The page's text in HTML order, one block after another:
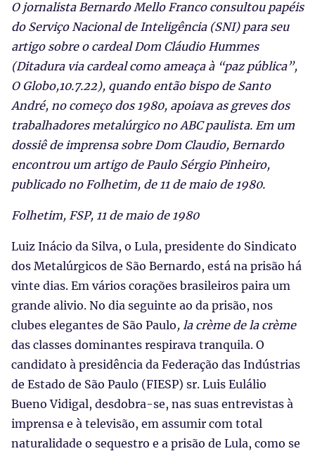
O jornalista Bernardo Mello Franco consultou papéis
do Serviço Nacional de Inteligência (SNI) para seu
artigo sobre o cardeal Dom Cláudio Hummes
(Ditadura via cardeal como ameaça à “paz pública”,
O Globo,10.7.22), quando então bispo de Santo
André, no começo dos 1980, apoiava as greves dos
trabalhadores metalúrgico no ABC paulista. Em um
dossiê de imprensa sobre Dom Claudio, Bernardo
encontrou um artigo de Paulo Sérgio Pinheiro,
publicado no Folhetim, de 11 de maio de 1980.
Folhetim, FSP, 11 de maio de 1980
Luiz Inácio da Silva, o Lula, presidente do Sindicato
dos Metalúrgicos de São Bernardo, está na prisão há
vinte dias. Em vários corações brasileiros paira um
grande alivio. No dia seguinte ao da prisão, nos
clubes elegantes de São Paulo, la crème de la crème
das classes dominantes respirava tranquila. O
candidato à presidência da Federação das Indústrias
de Estado de São Paulo (FIESP) sr. Luis Eulálio
Bueno Vidigal, desdobra-se, nas suas entrevistas à
imprensa e à televisão, em assumir com total
naturalidade o sequestro e a prisão de Lula, como se